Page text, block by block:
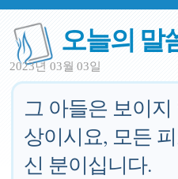
오늘의 말
2023년 03월 03일
그 아들은 보이
상이시요, 모든
신 분이십니다.